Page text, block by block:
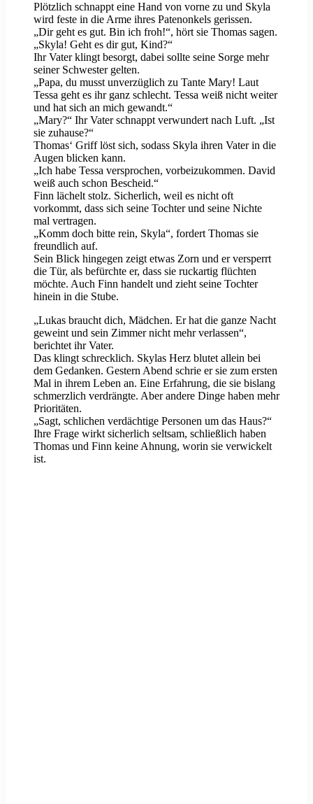
Plötzlich schnappt eine Hand von vorne zu und Skyla
wird feste in die Arme ihres Patenonkels gerissen.
„Dir geht es gut. Bin ich froh!“, hört sie Thomas sagen.
„Skyla! Geht es dir gut, Kind?“
Ihr Vater klingt besorgt, dabei sollte seine Sorge mehr
seiner Schwester gelten.
„Papa, du musst unverzüglich zu Tante Mary! Laut
Tessa geht es ihr ganz schlecht. Tessa weiß nicht weiter
und hat sich an mich gewandt.“
„Mary?“ Ihr Vater schnappt verwundert nach Luft. „Ist
sie zuhause?“
Thomas‘ Griff löst sich, sodass Skyla ihren Vater in die
Augen blicken kann.
„Ich habe Tessa versprochen, vorbeizukommen. David
weiß auch schon Bescheid.“
Finn lächelt stolz. Sicherlich, weil es nicht oft
vorkommt, dass sich seine Tochter und seine Nichte
mal vertragen.
„Komm doch bitte rein, Skyla“, fordert Thomas sie
freundlich auf.
Sein Blick hingegen zeigt etwas Zorn und er versperrt
die Tür, als befürchte er, dass sie ruckartig flüchten
möchte. Auch Finn handelt und zieht seine Tochter
hinein in die Stube.
„Lukas braucht dich, Mädchen. Er hat die ganze Nacht
geweint und sein Zimmer nicht mehr verlassen“,
berichtet ihr Vater.
Das klingt schrecklich. Skylas Herz blutet allein bei
dem Gedanken. Gestern Abend schrie er sie zum ersten
Mal in ihrem Leben an. Eine Erfahrung, die sie bislang
schmerzlich verdrängte. Aber andere Dinge haben mehr
Prioritäten.
„Sagt, schlichen verdächtige Personen um das Haus?“
Ihre Frage wirkt sicherlich seltsam, schließlich haben
Thomas und Finn keine Ahnung, worin sie verwickelt
ist.